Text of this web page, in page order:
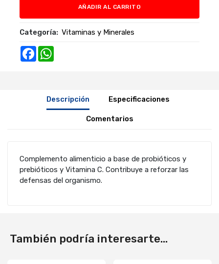
AÑADIR AL CARRITO
Categoría: Vitaminas y Minerales
Facebook
Descripción Especificaciones
Comentarios
Complemento alimenticio a base de probióticos y
prebióticos y Vitamina C. Contribuye a reforzar las
defensas del organismo.
También podría interesarte...